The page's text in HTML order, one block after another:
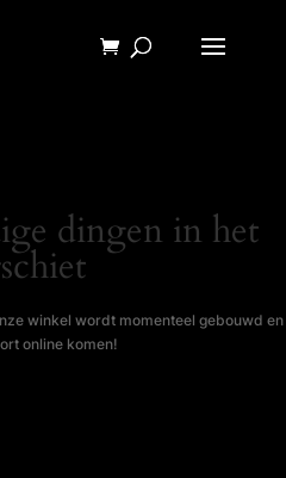
dingen in het
winkel wordt momenteel gebouwd en
online komen!